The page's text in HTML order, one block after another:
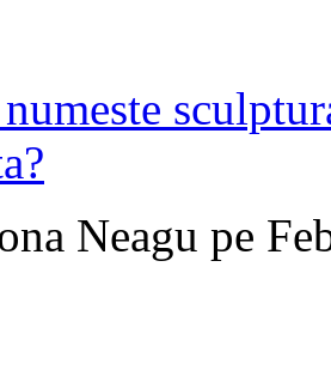
Neagu pe